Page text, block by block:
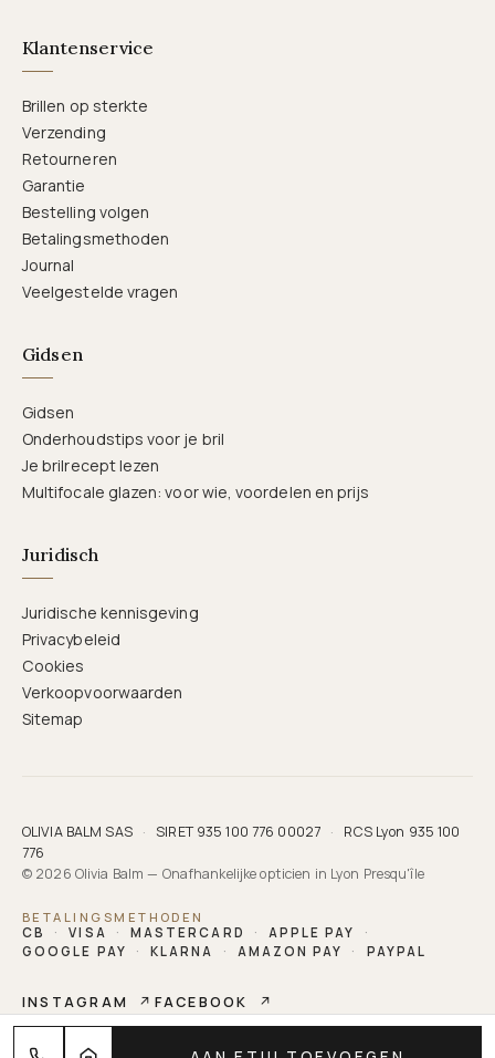
Klantenservice
Brillen op sterkte
Verzending
Retourneren
Garantie
Bestelling volgen
Betalingsmethoden
Journal
Veelgestelde vragen
Gidsen
Gidsen
Onderhoudstips voor je bril
Je brilrecept lezen
Multifocale glazen: voor wie, voordelen en prijs
Juridisch
Juridische kennisgeving
Privacybeleid
Cookies
Verkoopvoorwaarden
Sitemap
OLIVIA BALM SAS · SIRET 935 100 776 00027 ·
RCS Lyon 935 100
776
© 2026 Olivia Balm — Onafhankelijke opticien in Lyon Presqu'île
BETALINGSMETHODEN
CB
· VISA · MASTERCARD · APPLE PAY
·
GOOGLE PAY
· KLARNA · AMAZON PAY · PAYPAL
INSTAGRAM ↗ FACEBOOK ↗